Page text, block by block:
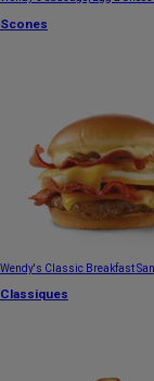
Scones
Wendy's Classic Breakfast
Classiques